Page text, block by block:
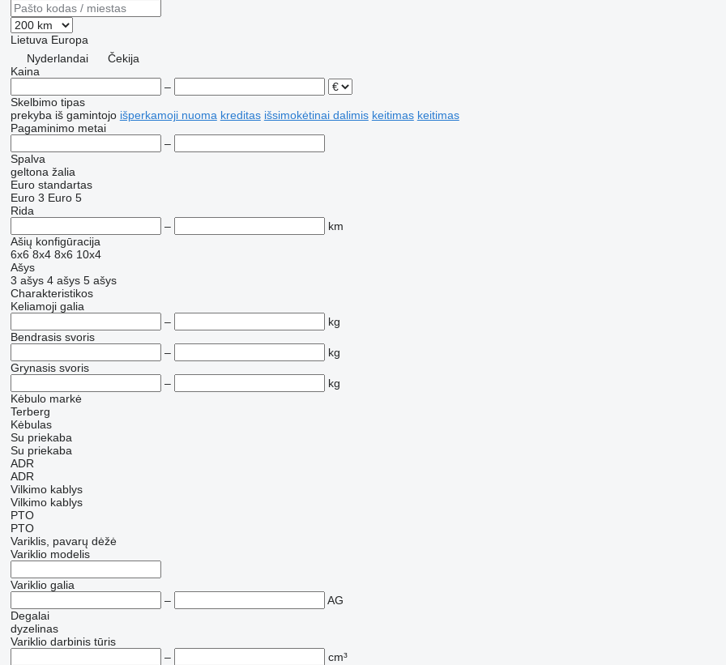
Lietuva Europa
Nyderlandai
Čekija
Kaina
–
Skelbimo tipas
prekyba iš gamintojo išperkamoji nuoma kreditas išsimokėtinai dalimis keitimas keitimas
Pagaminimo metai
–
Spalva
geltona žalia
Euro standartas
Euro 3 Euro 5
Rida
–
km
Ašių konfigūracija
6x6 8x4 8x6 10x4
Ašys
3 ašys 4 ašys 5 ašys
Charakteristikos
Keliamoji galia
–
kg
Bendrasis svoris
–
kg
Grynasis svoris
–
kg
Kėbulo markė
Terberg
Kėbulas
Su priekaba
Su priekaba
ADR
ADR
Vilkimo kablys
Vilkimo kablys
PTO
PTO
Variklis, pavarų dėžė
Variklio modelis
Variklio galia
–
AG
Degalai
dyzelinas
Variklio darbinis tūris
–
cm³